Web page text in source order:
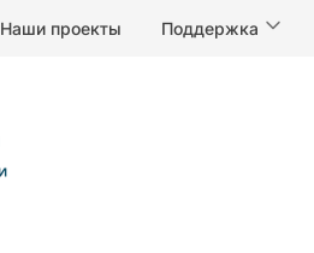
Наши проекты Поддержка